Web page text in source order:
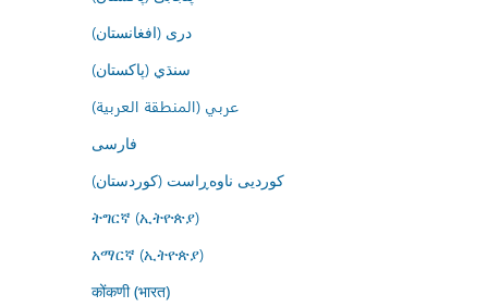
درى (افغانستان)
سنڌي (پاکستان)
عربي (المنطقة العربية)
فارسى
کوردیی ناوەڕاست (کوردستان)
ትግርኛ (ኢትዮጵያ)
አማርኛ (ኢትዮጵያ)
कोंकणी (भारत)